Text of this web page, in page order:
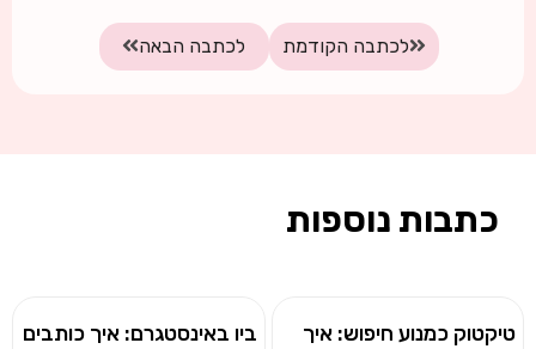
לכתבה הקודמת לכתבה הבאה
כתבות נוספות
טיקטוק כמנוע חיפוש: איך
ביו באינסטגרם: איך כותבים